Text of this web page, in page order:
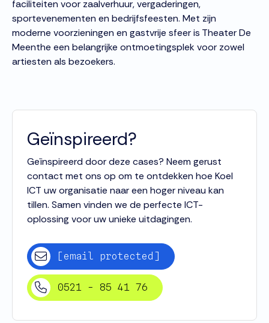
faciliteiten voor zaalverhuur, vergaderingen,
sportevenementen en bedrijfsfeesten. Met zijn
moderne voorzieningen en gastvrije sfeer is Theater De
Meenthe een belangrijke ontmoetingsplek voor zowel
artiesten als bezoekers.
Geïnspireerd?
Geïnspireerd door deze cases? Neem gerust
contact met ons op om te ontdekken hoe Koel
ICT uw organisatie naar een hoger niveau kan
tillen. Samen vinden we de perfecte ICT-
oplossing voor uw unieke uitdagingen.
[email protected]
0521 - 85 41 76